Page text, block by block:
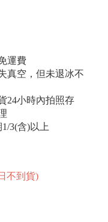
運費
真空，但未退冰不
24小時內拍照存
3(含)以上
不到貨)